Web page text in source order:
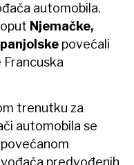
automobila.
Njemačke,
povećali
Francuska
trenutku za
automobila se
predvođenih